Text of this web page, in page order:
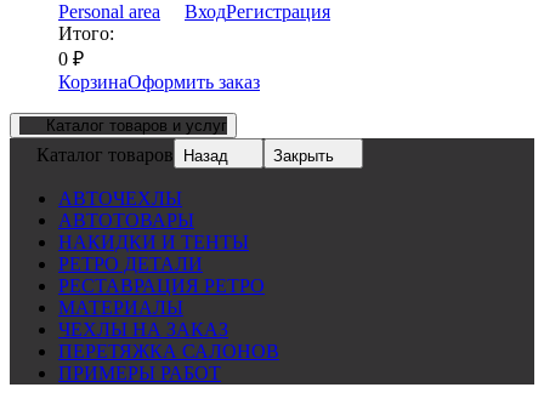
Personal area ВходРегистрация
Итого:
0 ₽
КорзинаОформить заказ
Каталог товаров и услуг
Каталог товаров Назад Закрыть
АВТОЧЕХЛЫ
АВТОТОВАРЫ
НАКИДКИ И ТЕНТЫ
РЕТРО ДЕТАЛИ
РЕСТАВРАЦИЯ РЕТРО
МАТЕРИАЛЫ
ЧЕХЛЫ НА ЗАКАЗ
ПЕРЕТЯЖКА САЛОНОВ
ПРИМЕРЫ РАБОТ